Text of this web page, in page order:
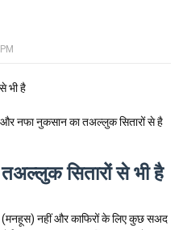
भी है
नफा नुकसान का तअल्लुक सितारों से है
सितारों से भी है
नहीं और काफिरों के लिए कुछ सअद